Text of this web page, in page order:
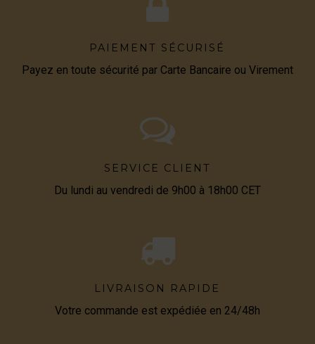
PAIEMENT SÉCURISÉ
Payez en toute sécurité par Carte Bancaire ou Virement
SERVICE CLIENT
Du lundi au vendredi de 9h00 à 18h00 CET
LIVRAISON RAPIDE
Votre commande est expédiée en 24/48h